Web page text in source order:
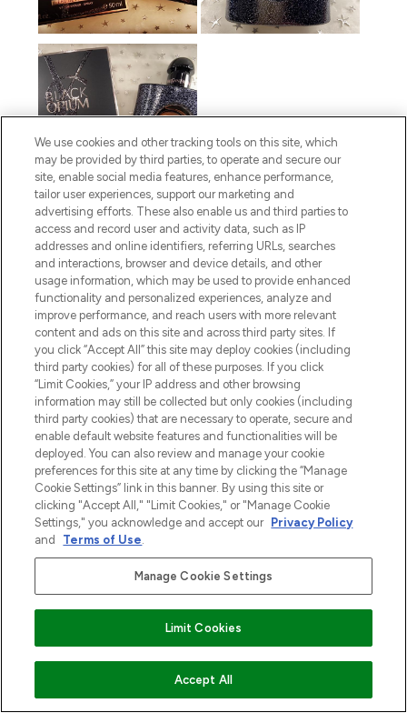
VOEG TOE AAN WINKELMANDJE
We use cookies and other tracking tools on this site, which
may be provided by third parties, to operate and secure our
site, enable social media features, enhance performance,
tailor user experiences, support our marketing and
advertising efforts. These also enable us and third parties to
access and record user and activity data, such as IP
addresses and online identifiers, referring URLs, searches
and interactions, browser and device details, and other
usage information, which may be used to provide enhanced
functionality and personalized experiences, analyze and
improve performance, and reach users with more relevant
content and ads on this site and across third party sites. If
you click “Accept All” this site may deploy cookies (including
third party cookies) for all of these purposes. If you click
“Limit Cookies,” your IP address and other browsing
information may still be collected but only cookies (including
third party cookies) that are necessary to operate, secure and
enable default website features and functionalities will be
deployed. You can also review and manage your cookie
preferences for this site at any time by clicking the “Manage
Cookie Settings” link in this banner. By using this site or
clicking "Accept All," "Limit Cookies," or "Manage Cookie
Settings," you acknowledge and accept our Privacy Policy
and
Terms of Use.
Manage Cookie Settings
Limit Cookies
Accept All